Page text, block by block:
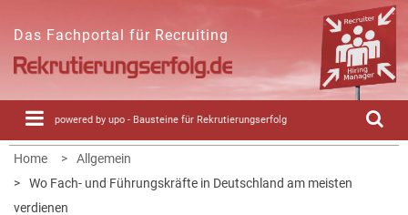
content
Das Fachportal für Recruiting
powered by upo - Bausteine für Rekrutierungserfolg
Home
Allgemein
Wo Fach- und Führungskräfte in Deutschland am meisten
verdienen